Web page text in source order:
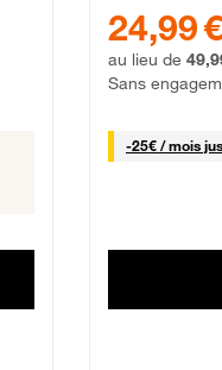
24,99 €
au lieu de
Sans
-25€ / mois25